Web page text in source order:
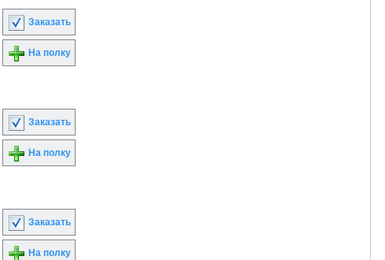
Заказать
На полку
Заказать
На полку
Заказать
На полку